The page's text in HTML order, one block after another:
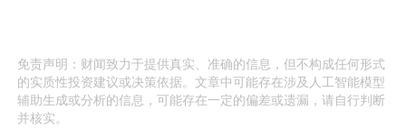
免责声明：财闻致力于提供真实、准确的信息，但不构成任何形式
的实质性投资建议或决策依据。文章中可能存在涉及人工智能模型
辅助生成或分析的信息，可能存在一定的偏差或遗漏，请自行判断
并核实。